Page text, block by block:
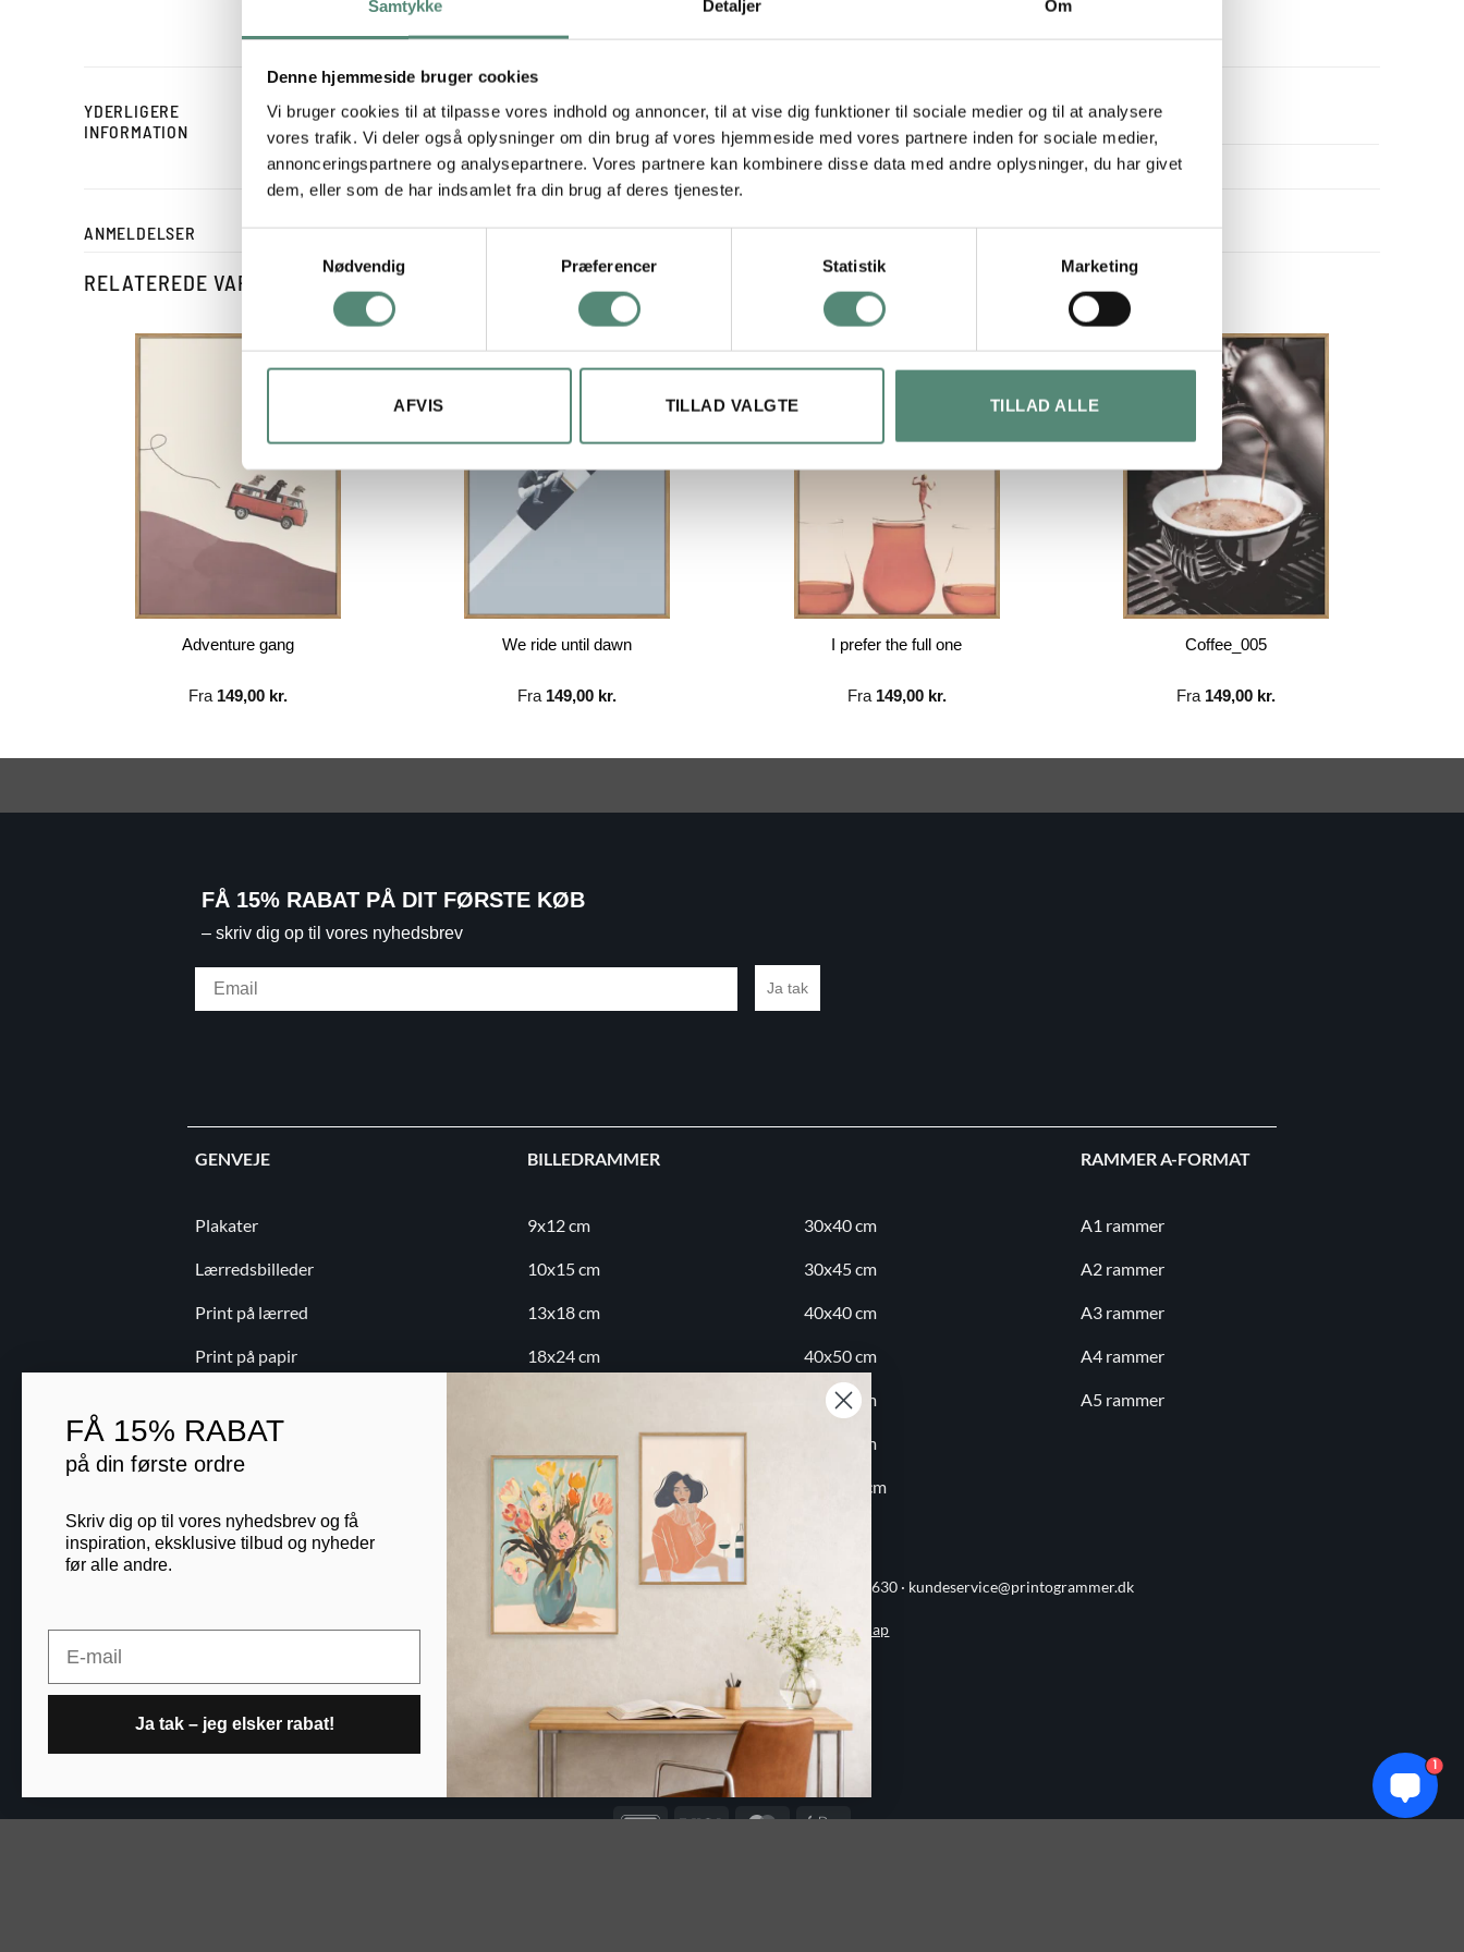
Samtykke Detaljer Om
Denne hjemmeside bruger cookies
Vi bruger cookies til at tilpasse vores indhold og annoncer, til at vise dig funktioner til sociale medier og til at analysere
vores trafik. Vi deler også oplysninger om din brug af vores hjemmeside med vores partnere inden for sociale medier,
annonceringspartnere og analysepartnere. Vores partnere kan kombinere disse data med andre oplysninger, du har givet
dem, eller som de har indsamlet fra din brug af deres tjenester.
Nødvendig
Præferencer Statistik Marketing
AFVIS TILLAD VALGTE TILLAD ALLE
YDERLIGERE
INFORMATION
STØRRELSE 29,7×42 cm, 42×59,4 cm, 50×70 cm
ANMELDELSER
RELATEREDE VARER
Adventure gang
Fra 149,00 kr.
We ride until dawn
Fra 149,00 kr.
I prefer the full one
Fra 149,00 kr.
Coffee_005
Fra 149,00 kr.
FÅ 15% RABAT PÅ DIT FØRSTE KØB
– skriv dig op til vores nyhedsbrev
Ja tak
GENVEJE
Plakater
Lærredsbilleder
Print på lærred
Print på papir
Blog
BILLEDRAMMER
9x12 cm
10x15 cm
13x18 cm
18x24 cm
30x30 cm
30x40 cm
30x45 cm
40x40 cm
40x50 cm
50x70 cm
60x80 cm
70x100 cm
RAMMER A-FORMAT
A1 rammer
A2 rammer
A3 rammer
A4 rammer
A5 rammer
Printogrammer.dk · Navervej 21 · 8382 Hinnerup · CVR 40736166 · (+45) 8844 1630 · kundeservice@printogrammer.dk
Handelsbetingelser Privatlivspolitik·Sitemap
© 2026 Printogrammer.dk
DanKortVisa MasterCard
Apple
1
FÅ 15% RABAT
på din første ordre
Skriv dig op til vores nyhedsbrev og få
inspiration, eksklusive tilbud og nyheder
før alle andre.
Ja tak – jeg elsker rabat!